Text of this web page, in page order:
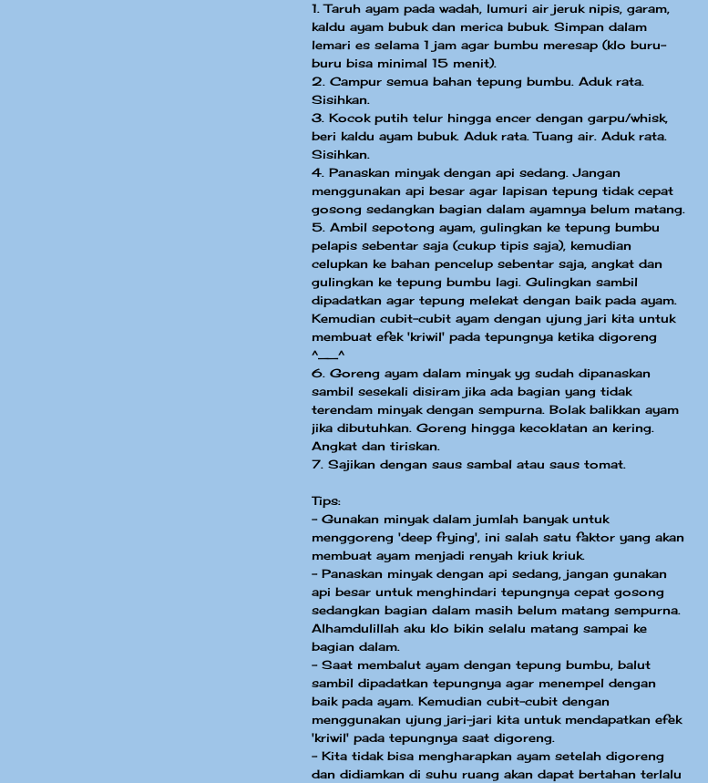
1. Taruh ayam pada wadah, lumuri air jeruk nipis, garam,
kaldu ayam bubuk dan merica bubuk. Simpan dalam
lemari es selama 1 jam agar bumbu meresap (klo buru-
buru bisa minimal 15 menit).
2. Campur semua bahan tepung bumbu. Aduk rata.
Sisihkan.
3. Kocok putih telur hingga encer dengan garpu/whisk,
beri kaldu ayam bubuk. Aduk rata. Tuang air. Aduk rata.
Sisihkan.
4. Panaskan minyak dengan api sedang. Jangan
menggunakan api besar agar lapisan tepung tidak cepat
gosong sedangkan bagian dalam ayamnya belum matang.
5. Ambil sepotong ayam, gulingkan ke tepung bumbu
pelapis sebentar saja (cukup tipis saja), kemudian
celupkan ke bahan pencelup sebentar saja, angkat dan
gulingkan ke tepung bumbu lagi. Gulingkan sambil
dipadatkan agar tepung melekat dengan baik pada ayam.
Kemudian cubit-cubit ayam dengan ujung jari kita untuk
membuat efek 'kriwil' pada tepungnya ketika digoreng
^__^
6. Goreng ayam dalam minyak yg sudah dipanaskan
sambil sesekali disiram jika ada bagian yang tidak
terendam minyak dengan sempurna. Bolak balikkan ayam
jika dibutuhkan. Goreng hingga kecoklatan an kering.
Angkat dan tiriskan.
7. Sajikan dengan saus sambal atau saus tomat.
Tips:
- Gunakan minyak dalam jumlah banyak untuk
menggoreng 'deep frying', ini salah satu faktor yang akan
membuat ayam menjadi renyah kriuk kriuk.
- Panaskan minyak dengan api sedang, jangan gunakan
api besar untuk menghindari tepungnya cepat gosong
sedangkan bagian dalam masih belum matang sempurna.
Alhamdulillah aku klo bikin selalu matang sampai ke
bagian dalam.
- Saat membalut ayam dengan tepung bumbu, balut
sambil dipadatkan tepungnya agar menempel dengan
baik pada ayam. Kemudian cubit-cubit dengan
menggunakan ujung jari-jari kita untuk mendapatkan efek
'kriwil' pada tepungnya saat digoreng.
- Kita tidak bisa mengharapkan ayam setelah digoreng
dan didiamkan di suhu ruang akan dapat bertahan terlalu